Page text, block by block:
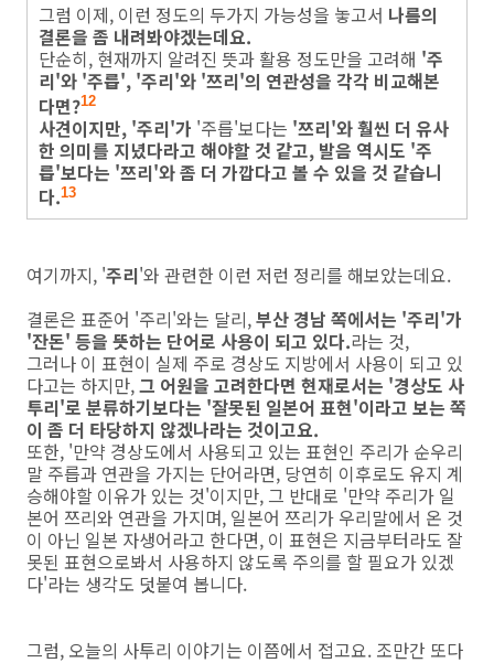
그럼 이제, 이런 정도의 두가지 가능성을 놓고서 나름의
결론을 좀 내려봐야겠는데요.
단순히, 현재까지 알려진 뜻과 활용 정도만을 고려해 '주
리'와 '주릅', '주리'와 '쯔리'의 연관성을 각각 비교해본
다면?12
사견이지만, '주리'가 '주릅'보다는 '쯔리'와 훨씬 더 유사
한 의미를 지녔다라고 해야할 것 같고, 발음 역시도 '주
릅'보다는 '쯔리'와 좀 더 가깝다고 볼 수 있을 것 같습니
다.13
여기까지, '주리'와 관련한 이런 저런 정리를 해보았는데요.
결론은 표준어 '주리'와는 달리,부산 경남 쪽에서는 '주리'가
'잔돈' 등을 뜻하는 단어로 사용이 되고 있다.라는 것,
그러나 이 표현이 실제 주로 경상도 지방에서 사용이 되고 있
다고는 하지만,그 어원을 고려한다면 현재로서는 '경상도 사
투리'로 분류하기보다는 '잘못된 일본어 표현'이라고 보는 쪽
이 좀 더 타당하지 않겠나라는 것이고요.
또한, '만약 경상도에서 사용되고 있는 표현인 주리가 순우리
말 주릅과 연관을 가지는 단어라면, 당연히 이후로도 유지 계
승해야할 이유가 있는 것'이지만, 그 반대로 '만약 주리가 일
본어 쯔리와 연관을 가지며, 일본어 쯔리가 우리말에서 온 것
이 아닌 일본 자생어라고 한다면, 이 표현은 지금부터라도 잘
못된 표현으로봐서 사용하지 않도록 주의를 할 필요가 있겠
다'라는 생각도 덧붙여 봅니다.
그럼, 오늘의 사투리 이야기는 이쯤에서 접고요. 조만간 또다